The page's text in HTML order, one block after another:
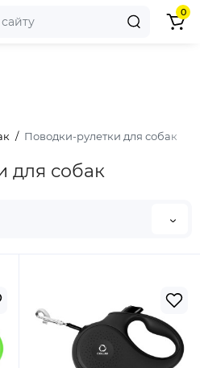
0
Поводки-рулетки для собак
для собак